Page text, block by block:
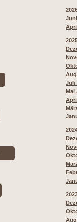
2026
2025
Juli
Mai
2024
2023